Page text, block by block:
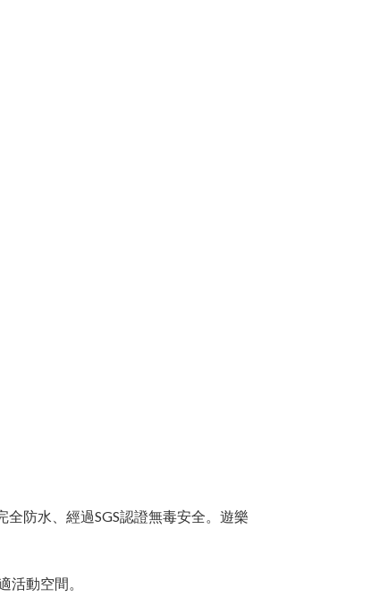
防水、經過SGS認證無毒安全。遊樂
動空間。